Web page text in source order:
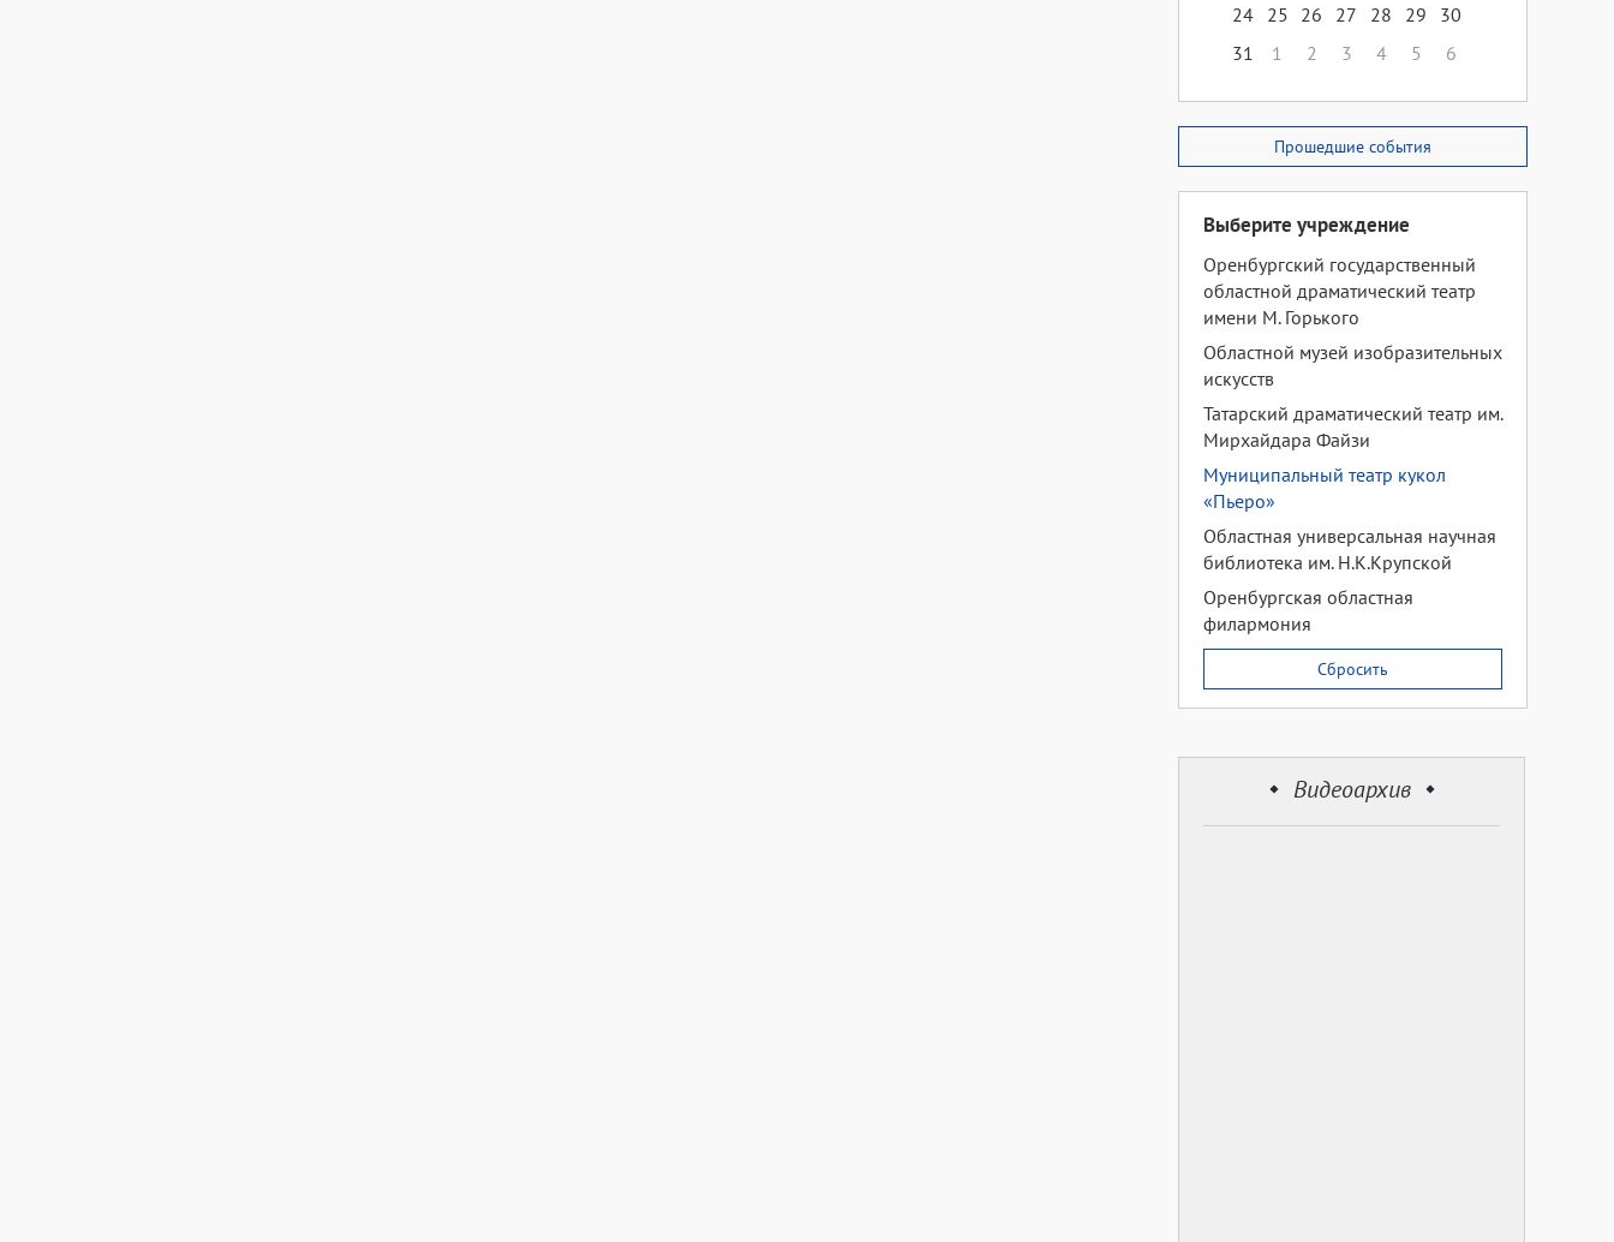
24 25 26 27 28 29
30
31
1 2 3 4 5 6
Прошедшие события
Выберите учреждение
Оренбургский государственный
областной драматический театр
имени М. Горького
Областной музей изобразительных
искусств
Татарский драматический театр им.
Мирхайдара Файзи
Муниципальный театр кукол
«Пьеро»
Областная универсальная научная
библиотека им. Н.К.Крупской
Оренбургская областная
филармония
Сбросить
Видеоархив